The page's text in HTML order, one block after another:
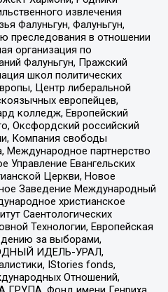
извлечения
Фалуньгун, Фалуньгун,
преследования в отношении
организация по
Фалуньгун, Пражский
школ политических
Центр либеральной
европейцев,
колледж, Европейский
Оксфордский российский
Компания свободы
партнерство
Управление Евангельских
Церкви, Новое
Заведение Международный
христианское
Саентологических
Технологии, Европейская
за выборами,
ИДЕЛЬ-УРАЛ,
IStories fonds,
Отношений,